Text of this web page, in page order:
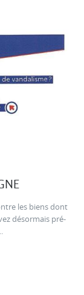
les biens dont
désormais pré-